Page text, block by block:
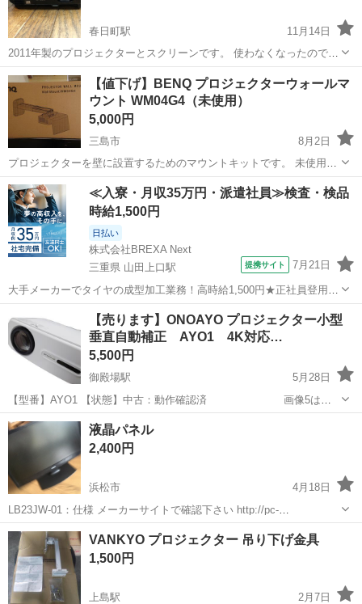
春日町駅
11月14日
2011年製のプロジェクターとスクリーンです。 使わなくなったので出
品します。 中古品なので、ノークレーム 、ノーリターンでお願いし
ます。 プロジェクターの状態は写真で判断下さい。 取説等やリモコン
はあります。
静岡 静岡市 春日町駅 プロジェクター、ホームシアター
プロジェクター
【値下げ】BENQ プロジェクターウォールマ
ウント WM04G4（未使用）
5,000円
三島市
8月2日
プロジェクターを壁に設置するためのマウントキットです。 未使用で
す。 箱からも出しておりません。 ノークレーム、ノーリターンでお願
い致します。
静岡 三島市 プロジェクター、ホームシアター BENQ
≪入寮・月収35万円・派遣社員≫検査・検品
時給1,500円
日払い
株式会社BREXA Next
三重県 山田上口駅
提携サイト 7月21日
大手メーカーでタイヤの成型加工業務！高時給1,500円★正社員登用制
度あり！ワンルーム寮完備！マイカー通勤OK！無料駐車場あり！《三
重県伊勢市》 人気の工場のお仕事 ◇タイヤの製造◇ トラック・バ
ス・RV車用を中心とした...
山田上口駅
【売ります】ONOAYO プロジェクター小型
垂直自動補正 AYO1 4K対応…
5,500円
御殿場駅
5月28日
【型番】AYO1 【状態】中古：動作確認済 画像5はス
マホの画面をミラーリングして、大変明るい店内でなんとか映してお
ります。ご使用の際は、室内を暗くした上、ピントの合うスクリーン
に適した部位で映す事をおすす...
静岡 御殿場市 御殿場駅
プロジェクター、ホームシアター
液晶パネル
2,400円
浜松市
4月18日
LB23JW-01：仕様 メーカーサイトで確認下さい http://pc-
support.jp.onkyo.com/upfile/MANUAL/DC01L012602A.pdf 液晶パネル
※1, 23.6型 ワイドT...
静岡 浜松市 プロジェクター、ホームシアター 液晶
VANKYO プロジェクター 吊り下げ金具
1,500円
上島駅
2月7日